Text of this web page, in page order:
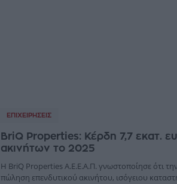
ΕΠΙΧΕΙΡΉΣΕΙΣ
BriQ Properties: Κέρδη 7,7 εκατ.
ακινήτων το 2025
Η BriQ Properties Α.Ε.Ε.Α.Π. γνωστοποίησε ότι
πώληση επενδυτικού ακινήτου, ισόγειου